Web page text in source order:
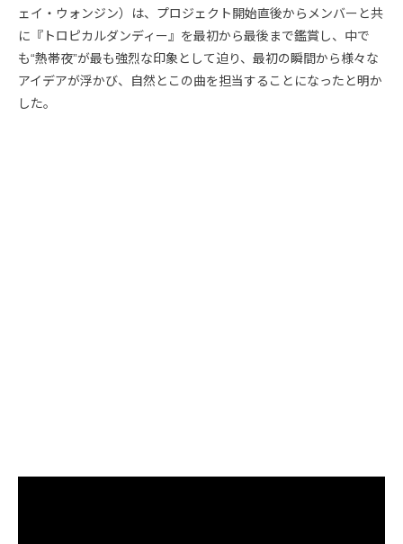
ェイ・ウォンジン）は、プロジェクト開始直後からメンバーと共
に『トロピカルダンディー』を最初から最後まで鑑賞し、中で
も“熱帯夜”が最も強烈な印象として迫り、最初の瞬間から様々な
アイデアが浮かび、自然とこの曲を担当することになったと明か
した。